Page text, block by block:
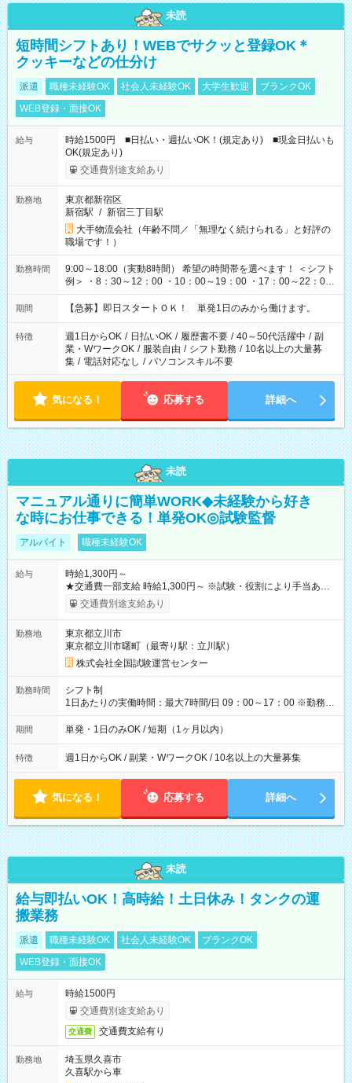
未読
短時間シフトあり！WEBでサクッと登録OK＊
クッキーなどの仕分け
派遣 職種未経験OK 社会人未経験OK 大学生歓迎
ブランクOK
WEB登録・面接OK
給与
時給1500円 ■日払い・週払いOK！(規定あり) ■現金日払いも
OK(規定あり)
交通費別途支給あり
勤務地
東京都新宿区
新宿駅 / 新宿三丁目駅
大手物流会社（年齢不問／「無理なく続けられる」と好評の
職場です！）
勤務時間
9:00～18:00（実動8時間） 希望の時間帯を選べます！ ＜シフト
例＞ ・8：30～12：00 ・10：00～19：00 ・17：00～22：00
・13：00～22：00 ・22：00～翌6：00 など
期間 【急募】即日スタートＯＫ！ 単発1日のみから働けます。
特徴 週1日からOK / 日払いOK / 履歴書不要 / 40～50代活躍中 / 副
業・WワークOK / 服装自由 / シフト勤務 / 10名以上の大量募
集 / 電話対応なし / パソコンスキル不要
気になる！ 応募する 詳細へ
未読
マニュアル通りに簡単WORK◆未経験から好き
な時にお仕事できる！単発OK◎試験監督
アルバイト 職種未経験OK
給与
時給1,300円～
★交通費一部支給 時給1,300円～ ※試験・役割により手当あり
※勤務回数により昇給あり 【即給（前払い）オプションあ
り！】 希望される場合、勤務から1週間ほどで給与の一部を受け
例】 ・河合塾模擬試験 8:30～17:30（休憩1時間） 時給1,300円
×8時間＝日収10,400円＋交通費 ※当日の役割により時給＋100
円の場合あり ・国家試験 7:00～13:30（休憩なし） 時給1,300
円（役割手当＋100円）×6時間＝日収8,400円＋交通費 【試用期
間】試用期間なし
交通費別途支給あり
勤務地
東京都立川市
東京都立川市曙町（最寄り駅：立川駅）
株式会社全国試験運営センター
勤務時間
シフト制
1日あたりの実働時間：最大7時間/日 09：00～17：00 ※勤務時
間は 試験により異なります。
期間 単発・1日のみOK / 短期（1ヶ月以内）
特徴 週1日からOK / 副業・WワークOK / 10名以上の大量募集
気になる！ 応募する 詳細へ
未読
給与即払いOK！高時給！土日休み！タンクの運
搬業務
派遣 職種未経験OK 社会人未経験OK
ブランクOK
WEB登録・面接OK
給与
時給1500円
交通費別途支給あり
交通費 交通費支給有り
勤務地
埼玉県久喜市
久喜駅から車